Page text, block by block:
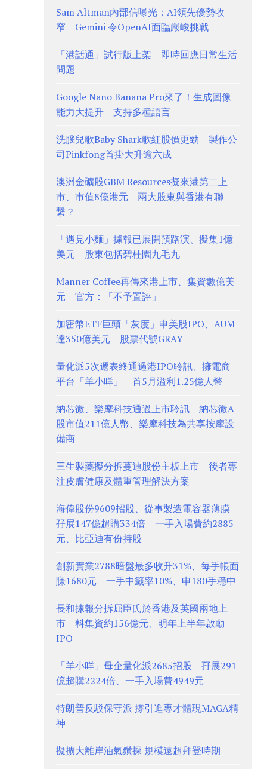
Sam Altman內部信曝光：AI領先優勢收
窄 Gemini 令OpenAI面臨嚴峻挑戰
「港話通」試行版上架 即時回應日常生活
問題
Google Nano Banana Pro來了！生成圖像
能力大提升 支持多種語言
洗腦兒歌Baby Shark歌紅股價更勁 製作公
司Pinkfong首掛大升逾六成
澳洲金礦股GBM Resources擬來港第二上
市、市值8億港元 兩大股東與香港有聯
繫？
「遇見小麵」據報已展開預路演、擬集1億
美元 股東包括碧桂園九毛九
Manner Coffee再傳來港上市、集資數億美
元 官方：「不予置評」
加密幣ETF巨頭「灰度」申美股IPO、AUM
達350億美元 股票代號GRAY
量化派5次遞表終通過港IPO聆訊、擁電商
平台「羊小咩」 首5月溢利1.25億人幣
納芯微、樂摩科技通過上市聆訊 納芯微A
股市值211億人幣、樂摩科技為共享按摩設
備商
三生製藥擬分拆蔓迪股份主板上市 後者專
注皮膚健康及體重管理解決方案
海偉股份9609招股、從事製造電容器薄膜
孖展147億超購334倍 一手入場費約2885
元、比亞迪有份持股
創新實業2788暗盤最多收升31%、每手帳面
賺1680元 一手中籤率10%、申180手穩中
長和據報分拆屈臣氏於香港及英國兩地上
市 料集資約156億元、明年上半年啟動
IPO
「羊小咩」母企量化派2685招股 孖展291
億超購2224倍、一手入場費4949元
特朗普反駁保守派 撐引進專才體現MAGA精
神
擬擴大離岸油氣鑽探 規模遠超拜登時期